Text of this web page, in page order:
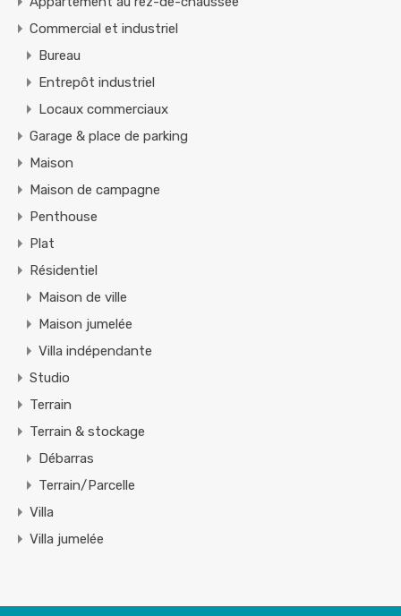
Commercial et industriel
Bureau
Entrepôt industriel
Locaux commerciaux
Garage & place de parking
Maison
Maison de campagne
Penthouse
Plat
Résidentiel
Maison de ville
Maison jumelée
Villa indépendante
Studio
Terrain
Terrain & stockage
Débarras
Terrain/Parcelle
Villa
Villa jumelée